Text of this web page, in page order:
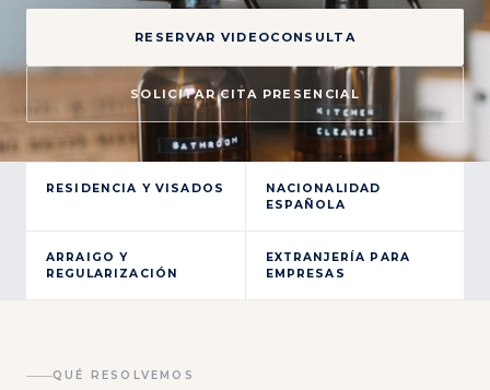
RESERVAR VIDEOCONSULTA
SOLICITAR CITA PRESENCIAL
RESIDENCIA Y VISADOS
NACIONALIDAD
ESPAÑOLA
ARRAIGO Y
REGULARIZACIÓN
EXTRANJERÍA PARA
EMPRESAS
QUÉ RESOLVEMOS